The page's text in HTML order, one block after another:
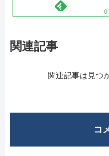
0
関連記事
関連記事は見つ
コ